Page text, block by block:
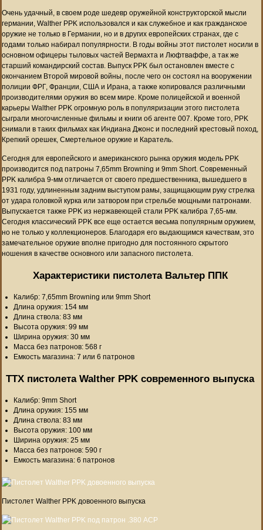
Очень удачный, в своем роде шедевр оружейной конструкторской мысли
германии, Walther PPK использовался и как служебное и как гражданское
оружие не только в Германии, но и в других европейских странах, где с
годами только набирал популярности. В годы войны этот пистолет носили в
основном офицеры тыловых частей Вермахта и Люфтваффе, а так же
старший командирский состав. Выпуск PPK был остановлен вместе с
окончанием Второй мировой войны, после чего он состоял на вооружении
полиции ФРГ, Франции, США и Ирана, а также копировался различными
производителями оружия во всем мире. Кроме полицейской и военной
карьеры Walther PPK огромную роль в популяризации этого пистолета
сыграли многочисленные фильмы и книги об агенте 007. Кроме того, PPK
снимали в таких фильмах как Индиана Джонс и последний крестовый поход,
Крепкий орешек, Смертельное оружие и Каратель.
Сегодня для европейского и американского рынка оружия модель PPK
производится под патроны 7,65mm Browning и 9mm Short. Современный
PPK калибра 9-мм отличается от своего предшественника, вышедшего в
1931 году, удлиненным задним выступом рамы, защищающим руку стрелка
от удара головкой курка или затвором при стрельбе мощными патронами.
Выпускается также PPK из нержавеющей стали PPK калибра 7,65-мм.
Сегодня классический PPK все еще остается весьма популярным оружием,
но не только у коллекционеров. Благодаря его выдающимся качествам, это
замечательное оружие вполне пригодно для постоянного скрытого
ношения в качестве основного или запасного пистолета.
Характеристики пистолета Вальтер ППК
Калибр: 7,65mm Browning или 9mm Short
Длина оружия: 154 мм
Длина ствола: 83 мм
Высота оружия: 99 мм
Ширина оружия: 30 мм
Масса без патронов: 568 г
Емкость магазина: 7 или 6 патронов
ТТХ пистолета Walther PPK современного выпуска
Калибр: 9mm Short
Длина оружия: 155 мм
Длина ствола: 83 мм
Высота оружия: 100 мм
Ширина оружия: 25 мм
Масса без патронов: 590 г
Емкость магазина: 6 патронов
Пистолет Walther PPK довоенного выпуска